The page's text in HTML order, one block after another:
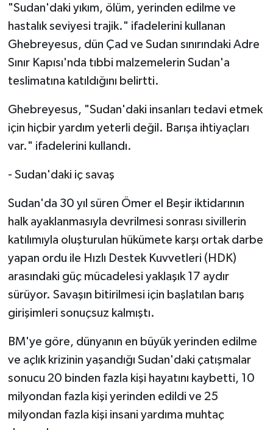
"Sudan'daki yıkım, ölüm, yerinden edilme ve
hastalık seviyesi trajik." ifadelerini kullanan
Ghebreyesus, dün Çad ve Sudan sınırındaki Adre
Sınır Kapısı'nda tıbbi malzemelerin Sudan'a
teslimatına katıldığını belirtti.
Ghebreyesus, "Sudan'daki insanları tedavi etmek
için hiçbir yardım yeterli değil. Barışa ihtiyaçları
var." ifadelerini kullandı.
- Sudan'daki iç savaş
Sudan'da 30 yıl süren Ömer el Beşir iktidarının
halk ayaklanmasıyla devrilmesi sonrası sivillerin
katılımıyla oluşturulan hükümete karşı ortak darbe
yapan ordu ile Hızlı Destek Kuvvetleri (HDK)
arasındaki güç mücadelesi yaklaşık 17 aydır
sürüyor. Savaşın bitirilmesi için başlatılan barış
girişimleri sonuçsuz kalmıştı.
BM'ye göre, dünyanın en büyük yerinden edilme
ve açlık krizinin yaşandığı Sudan'daki çatışmalar
sonucu 20 binden fazla kişi hayatını kaybetti, 10
milyondan fazla kişi yerinden edildi ve 25
milyondan fazla kişi insani yardıma muhtaç
Bitlis Müftülüğü
Bolu Müftülüğü
Burdur Müftülüğü
Bursa Müftülüğü
Çanakkale Müftülüğü
Çankırı Müftülüğü
Çorum Müftülüğü
Denizli Müftülüğü
Diyarbakır Müftülüğü
Düzce Müftülüğü
Edirne Müftülüğü
Erzincan Müftülüğü
Sağlık
Makaleler
Duyurular
Podcast
Bilim, Teknoloji
Biyografiler
Diyanet TV
İhtida Haberleri
YAŞAM